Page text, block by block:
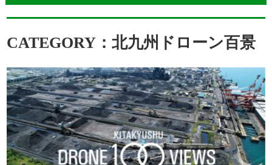
CATEGORY：北九州ドローン百景